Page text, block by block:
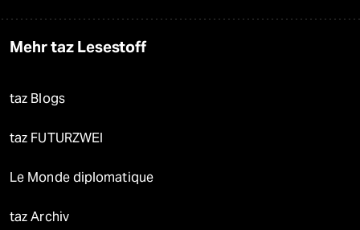
Mehr taz Lesestoff
taz Blogs
taz FUTURZWEI
Le Monde diplomatique
taz Archiv